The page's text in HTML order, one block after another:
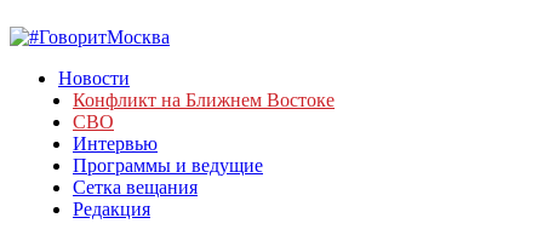
Новости
Конфликт на Ближнем Востоке
СВО
Интервью
Программы и ведущие
Сетка вещания
Редакция